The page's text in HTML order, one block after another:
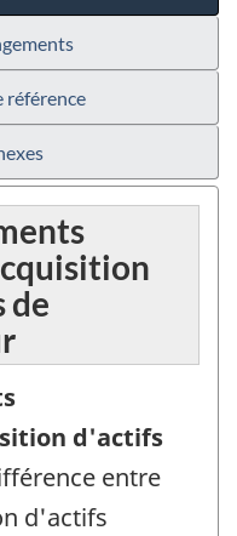
référence
de
d'actifs
entre
d'actifs